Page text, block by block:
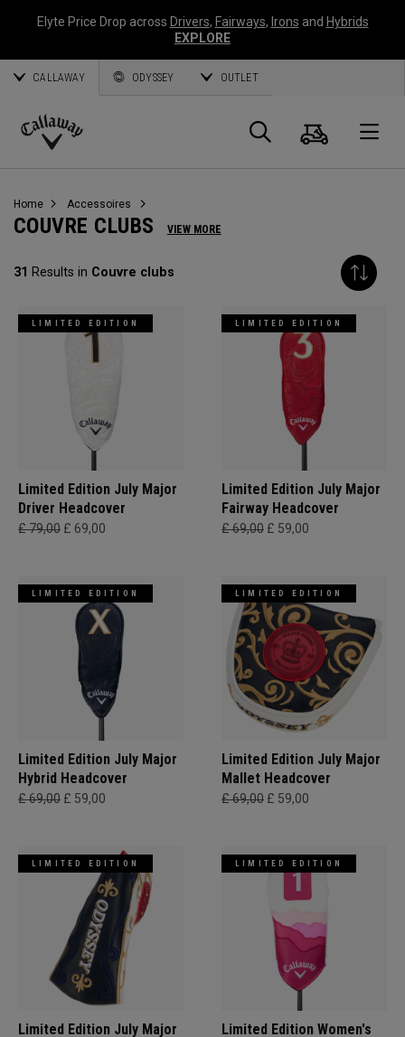
Elyte Price Drop across Drivers, Fairways, Irons and Hybrids
EXPLORE
CALLAWAY ODYSSEY OUTLET
Callaway
Panier
Home Accessoires
COUVRE CLUBS VIEW MORE
31 Results in Couvre clubs
LIMITED EDITION
Limited Edition July Major
Driver Headcover
£ 79,00 £ 69,00
LIMITED EDITION
Limited Edition July Major
Fairway Headcover
£ 69,00 £ 59,00
LIMITED EDITION
Limited Edition July Major
Hybrid Headcover
£ 69,00 £ 59,00
LIMITED EDITION
Limited Edition July Major
Mallet Headcover
£ 69,00 £ 59,00
LIMITED EDITION
Limited Edition July Major
LIMITED EDITION
Limited Edition Women's